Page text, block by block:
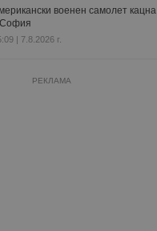
военен самолет кацна
| 7.8.2026 г.
РЕКЛАМА